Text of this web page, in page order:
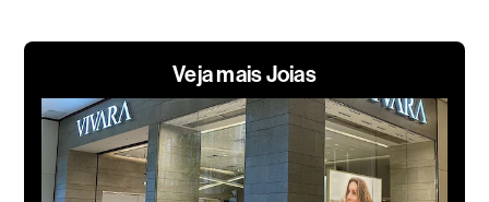
Veja mais Joias